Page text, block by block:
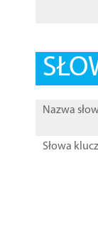
Nazwa
Słowa